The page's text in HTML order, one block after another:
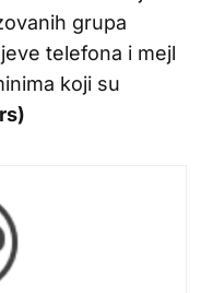
grupa
telefona i mejl
koji su